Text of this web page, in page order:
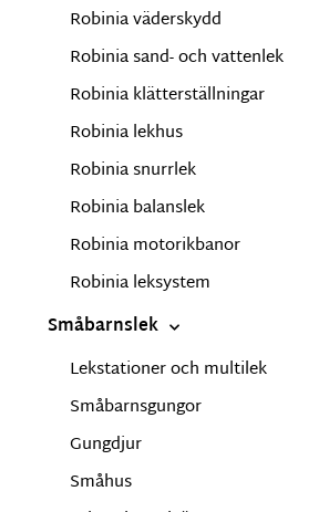
Robinia väderskydd
Robinia sand- och vattenlek
Robinia klätterställningar
Robinia lekhus
Robinia snurrlek
Robinia balanslek
Robinia motorikbanor
Robinia leksystem
Småbarnslek
Lekstationer och multilek
Småbarnsgungor
Gungdjur
Småhus